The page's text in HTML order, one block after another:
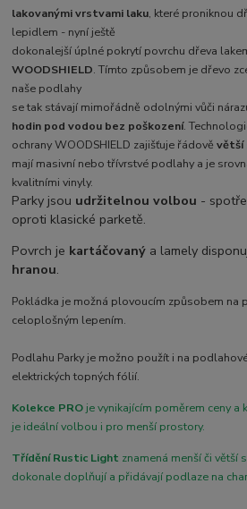
lakovanými vrstvami laku, které proniknou
lepidlem - nyní ještě
dokonalejší úplné pokrytí povrchu dřeva
WOODSHIELD. Tímto způsobem je dřevo
naše podlahy
se tak stávají mimořádně odolnými vůči
hodin pod vodou bez poškození.
ochrany WOODSHIELD zajišťuje řádověvětší
mají masivní nebo třívrstvé podlahy a je
kvalitními vinyly.
Parky jsou udržitelnou volbou -
oproti klasické parketě.
Povrch je kartáčovaný a lamely
hranou.
Pokládka je možná plovoucím způsobem na
celoplošným lepením.
Podlahu Parky je možno použít i na
elektrických topných fólií.
Kolekce PRO je vynikajícím poměrem ceny
je ideální volbou i pro menší prostory.
Třídění Rustic Light znamená menší či větší
dokonale doplňují a přidávají podlaze na